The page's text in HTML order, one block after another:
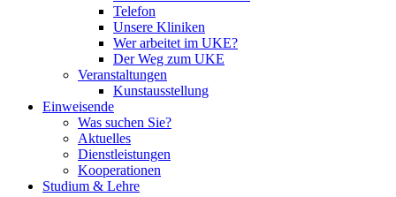
Telefon
Unsere Kliniken
Wer arbeitet im UKE?
Der Weg zum UKE
Veranstaltungen
Kunstausstellung
Einweisende
Was suchen Sie?
Aktuelles
Dienstleistungen
Kooperationen
Studium & Lehre